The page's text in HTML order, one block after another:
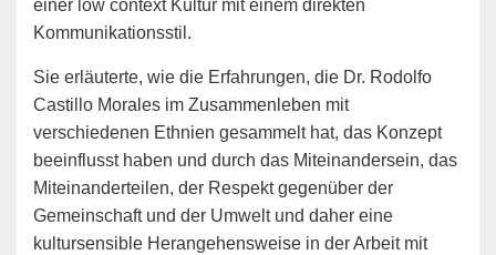
einer low context Kultur mit einem direkten
Kommunikationsstil.
Sie erläuterte, wie die Erfahrungen, die Dr. Rodolfo
Castillo Morales im Zusammenleben mit
verschiedenen Ethnien gesammelt hat, das Konzept
beeinflusst haben und durch das Miteinandersein, das
Miteinanderteilen, der Respekt gegenüber der
Gemeinschaft und der Umwelt und daher eine
kultursensible Herangehensweise in der Arbeit mit